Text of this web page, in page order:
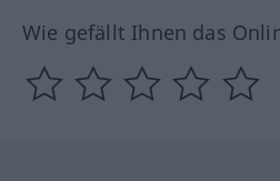
Wie gefällt Ihnen das